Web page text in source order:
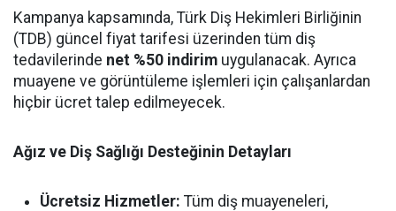
Kampanya kapsamında, Türk Diş Hekimleri Birliğinin
(TDB) güncel fiyat tarifesi üzerinden tüm diş
tedavilerinde net %50 indirim uygulanacak. Ayrıca
muayene ve görüntüleme işlemleri için çalışanlardan
hiçbir ücret talep edilmeyecek.
Ağız ve Diş Sağlığı Desteğinin Detayları
Ücretsiz Hizmetler: Tüm diş muayeneleri,